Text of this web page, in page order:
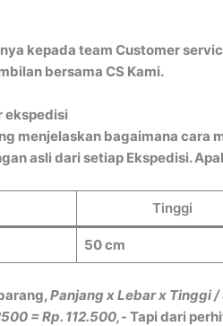
kepada team Customer
bersama CS Kami.
ekspedisi
menjelaskan bagaimana
asli dari setiap Ekspedisi.
Tinggi
50 cm
Panjang x Lebar x Tinggi
= Rp. 112.500,- Tapi dari